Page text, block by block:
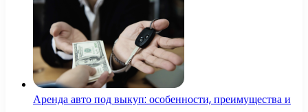
Аренда авто под выкуп: особенности, преимущества и